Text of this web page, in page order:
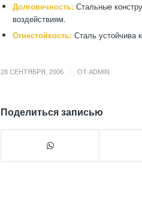
Долговечность: Стальные
воздействиям.
Огнестойкость: Сталь устойчива
28 СЕНТЯБРЯ, 2006 ОТ ADMIN
Поделиться записью